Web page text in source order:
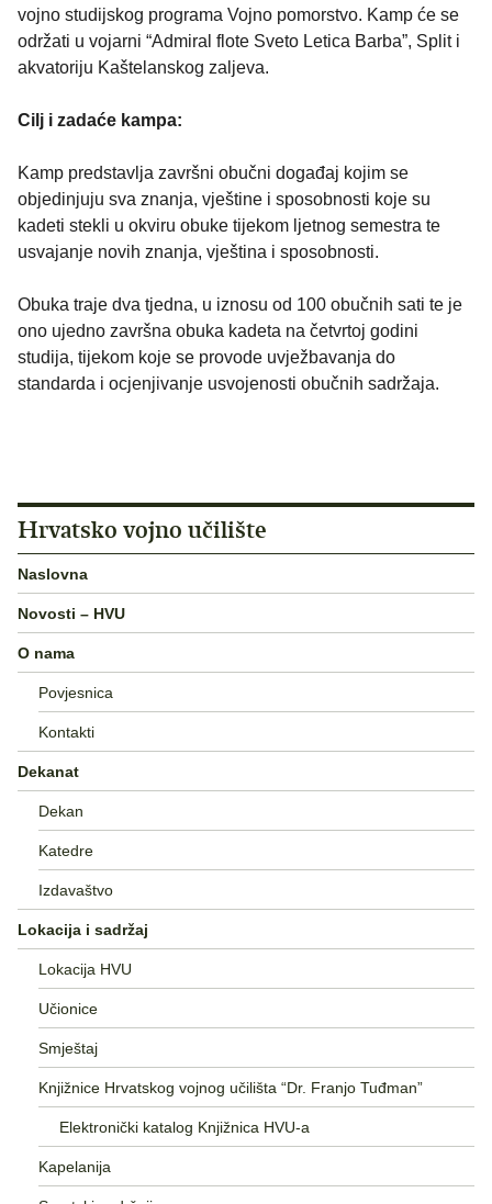
vojno studijskog programa Vojno pomorstvo. Kamp će se
održati u vojarni “Admiral flote Sveto Letica Barba”, Split i
akvatoriju Kaštelanskog zaljeva.
Cilj i zadaće kampa:
Kamp predstavlja završni obučni događaj kojim se
objedinjuju sva znanja, vještine i sposobnosti koje su
kadeti stekli u okviru obuke tijekom ljetnog semestra te
usvajanje novih znanja, vještina i sposobnosti.
Obuka traje dva tjedna, u iznosu od 100 obučnih sati te je
ono ujedno završna obuka kadeta na četvrtoj godini
studija, tijekom koje se provode uvježbavanja do
standarda i ocjenjivanje usvojenosti obučnih sadržaja.
Hrvatsko vojno učilište
Naslovna
Novosti – HVU
O nama
Povjesnica
Kontakti
Dekanat
Dekan
Katedre
Izdavaštvo
Lokacija i sadržaj
Lokacija HVU
Učionice
Smještaj
Knjižnice Hrvatskog vojnog učilišta “Dr. Franjo Tuđman”
Elektronički katalog Knjižnica HVU-a
Kapelanija